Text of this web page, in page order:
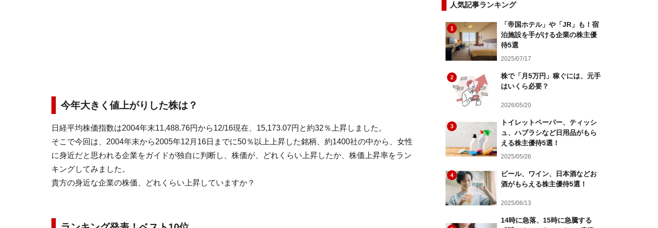
今年大きく値上がりした株は？
日経平均株価指数は2004年末11,488.76円から12/16現在、15,173.07円と約32％上昇しました。
そこで今回は、2004年末から2005年12月16日までに50％以上上昇した銘柄、約1400社の中から、女性
に身近だと思われる企業をガイドが独自に判断し、株価が、どれくらい上昇したか、株価上昇率をラン
キングしてみました。
貴方の身近な企業の株価、どれくらい上昇していますか？
人気記事ランキング
1
「帝国ホテル」や「JR」も！宿
泊施設を手がける企業の株主優
待5選
2025/07/17
2
株で「月5万円」稼ぐには、元手
はいくら必要？
2026/05/20
3
トイレットペーパー、ティッシ
ュ、ハブラシなど日用品がもら
える株主優待5選！
2025/05/26
4
ビール、ワイン、日本酒などお
酒がもらえる株主優待5選！
2025/06/13
14時に急落、15時に急騰する